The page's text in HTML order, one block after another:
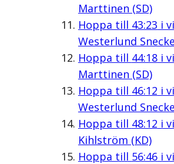
Marttinen (SD)
Hoppa till 43:23 i
Westerlund
Hoppa till 44:18i
Marttinen (SD)
Hoppa till 46:12 i
Westerlund
Hoppa till 48:12 i
Kihlström (KD)
Hoppa till 56:46i